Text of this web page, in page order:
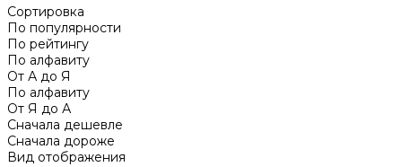
Сортировка
По популярности
По рейтингу
По алфавиту
От А до Я
По алфавиту
От Я до А
Сначала дешевле
Сначала дороже
Вид отображения